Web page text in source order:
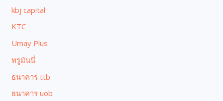
kbj capital
KTC
Umay Plus
ทรูมันนี่
ธนาคาร ttb
ธนาคาร uob